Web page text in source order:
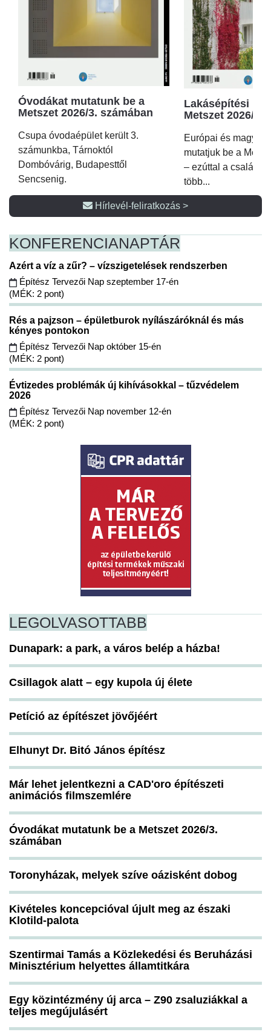
Óvodákat mutatunk be a
Metszet 2026/3. számában
Csupa óvodaépület került 3.
számunkba, Tárnoktól
Dombóvárig, Budapesttől
Sencsenig.
Lakásépítési
Metszet 2026/2.
Európai és magyar
mutatjuk be a
– ezúttal a családi
több...
Hírlevél-feliratkozás >
KONFERENCIANAPTÁR
Azért a víz a zűr? – vízszigetelések rendszerben
Építész Tervezői Nap szeptember 17-én
(MÉK: 2 pont)
Rés a pajzson – épületburok nyílászáróknál és más
kényes pontokon
Építész Tervezői Nap október 15-én
(MÉK: 2 pont)
Évtizedes problémák új kihívásokkal – tűzvédelem
2026
Építész Tervezői Nap november 12-én
(MÉK: 2 pont)
LEGOLVASOTTABB
Dunapark: a park, a város belép a házba!
Csillagok alatt – egy kupola új élete
Petíció az építészet jövőjéért
Elhunyt Dr. Bitó János építész
Már lehet jelentkezni a CAD'oro építészeti
animációs filmszemlére
Óvodákat mutatunk be a Metszet 2026/3.
számában
Toronyházak, melyek szíve oázisként dobog
Kivételes koncepcióval újult meg az északi
Klotild-palota
Szentirmai Tamás a Közlekedési és Beruházási
Minisztérium helyettes államtitkára
Egy közintézmény új arca – Z90 zsaluziákkal a
teljes megújulásért